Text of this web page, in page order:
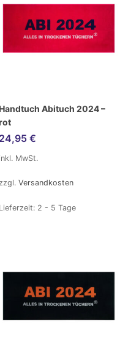
Handtuch Abituch 2024 –
24,95 €
inkl. MwSt.
Versandkosten
Lieferzeit: 2 - 5 Tage